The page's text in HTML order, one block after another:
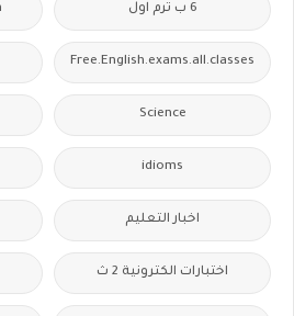
6 ب ترم اول
Free.English.exams.all.classes
Science
idioms
اخبار التعليم
اختبارات الكترونية 2 ث